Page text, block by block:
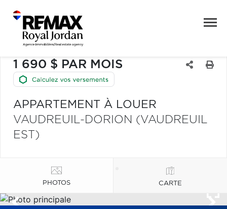
1 690 $ PAR MOIS
APPARTEMENT À LOUER
VAUDREUIL-DORION (VAUDREUIL
EST)
PHOTOS CARTE